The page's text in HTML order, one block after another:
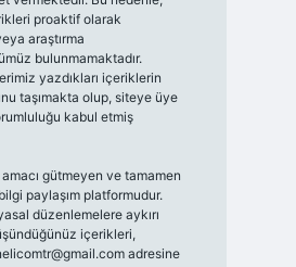
proaktif olarak
araştırma
bulunmamaktadır.
yazdıkları içeriklerin
taşımakta olup, siteye üye
kabul etmiş
gütmeyen ve tamamen
paylaşım platformudur.
düzenlemelere aykırı
içerikleri,
adresine